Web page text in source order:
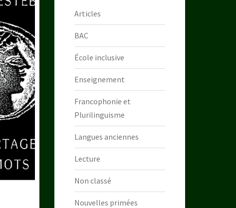
Articles
BAC
École inclusive
Enseignement
Francophonie et
Plurilinguisme
Langues anciennes
Lecture
Non classé
Nouvelles primées